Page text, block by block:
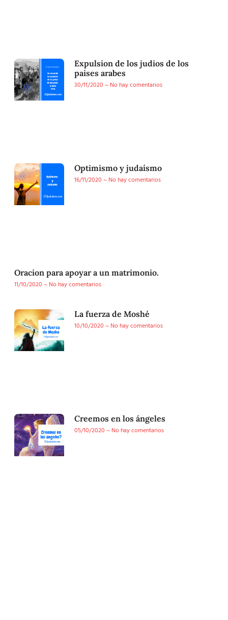
Expulsion de los judios de los
paises arabes
30/11/2020
No hay comentarios
Optimismo y judaísmo
16/11/2020
No hay comentarios
Oracion para apoyar a un matrimonio.
11/10/2020
No hay comentarios
La fuerza de Moshé
10/10/2020
No hay comentarios
Creemos en los ángeles
05/10/2020
No hay comentarios